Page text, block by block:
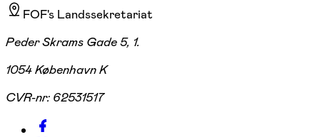
FOF's Landssekretariat
Peder Skrams Gade 5, 1.
1054 København K
CVR-nr: 62531517